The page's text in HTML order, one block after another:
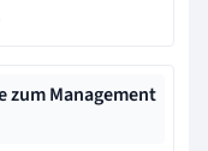
zum Management